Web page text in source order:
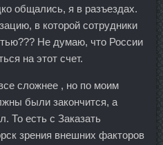
общались, я в разъездах.
в которой сотрудники
Не думаю, что России
на этот счет.
сложнее , но по моим
были закончится, а
То есть с Заказать
зрения внешних факторов